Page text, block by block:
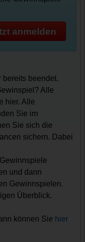
anmelden
beendet.
Alle
hier. Alle
Sie im
Sie sich die
sichern. Dabei
und dann
Gewinnspielen.
Überblick.
können Sie hier